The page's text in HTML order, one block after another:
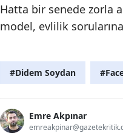
Hatta bir senede zorla
model, evlilik
#Didem Soydan
Emre Akpınar